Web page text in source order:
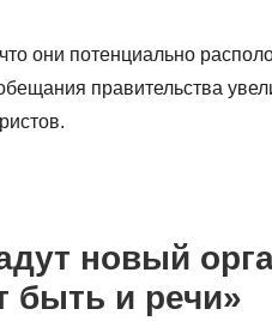
они потенциально
правительства
новый
быть и речи»